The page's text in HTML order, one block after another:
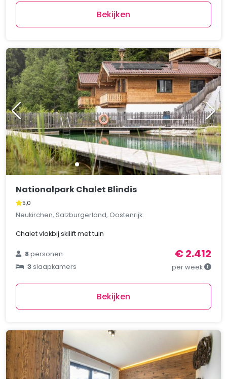
Bekijken
Nationalpark Chalet Blindis
5,0
Neukirchen, Salzburgerland, Oostenrijk
Chalet vlakbij skilift met tuin
8personen
3slaapkamers
€ 2.412
per week
Bekijken